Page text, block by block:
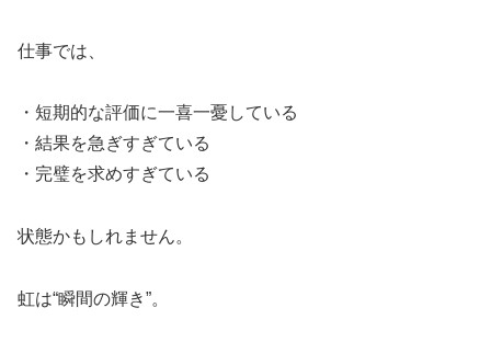
仕事では、
・短期的な評価に一喜一憂している
・結果を急ぎすぎている
・完璧を求めすぎている
状態かもしれません。
虹は“瞬間の輝き”。